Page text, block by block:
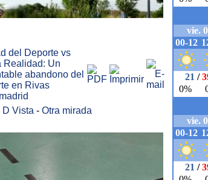
del Deporte vs
Realidad: Un
abandono del
en Rivas
D Vista - Otra mirada